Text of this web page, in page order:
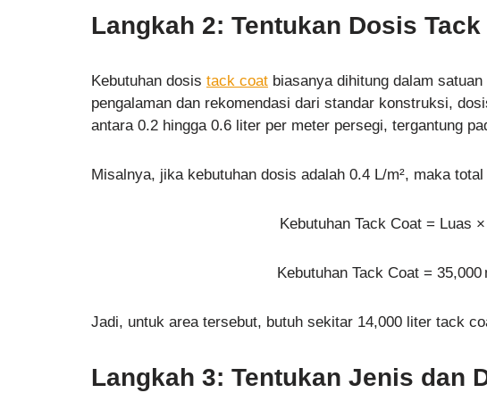
Langkah 2: Tentukan Dosis Tack
Kebutuhan dosis tack coat biasanya dihitung dalam
pengalaman dan rekomendasi dari standar konstruksi,
antara 0.2 hingga 0.6 liter per meter persegi, tergantung
Misalnya, jika kebutuhan dosis adalah 0.4 L/m², maka
Kebutuhan Tack Coat = Luas
Kebutuhan Tack Coat =
Jadi, untuk area tersebut, butuh sekitar 14,000 liter tack
Langkah 3: Tentukan Jenis dan